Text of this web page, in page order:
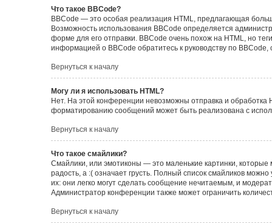
Что такое BBCode?
BBCode — это особая реализация HTML, предлагающая
Возможность использования BBCode определяется
форме для его отправки. BBCode очень похож на HTML, но
информацией о BBCode обратитесь к руководству по
Вернуться к началу
Могу ли я использовать HTML?
Нет. На этой конференции невозможны отправка и
форматированию сообщений может быть реализована с
Вернуться к началу
Что такое смайлики?
Смайлики, или эмотиконы — это маленькие картинки,
радость, а :( означает грусть. Полный список смайликов
их: они легко могут сделать сообщение нечитаемым, и
Администратор конференции также может ограничить
Вернуться к началу